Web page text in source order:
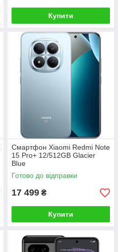
Купити
Смартфон Xiaomi Redmi Note
15 Pro+ 12/512GB Glacier
Blue
Готово до відправки
17 499 ₴
Купити